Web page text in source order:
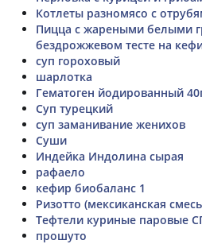
Котлеты разномясо с
Пицца с жареными белыми
бездрожжевом тесте на
суп гороховый
шарлотка
Гематоген йодированный
Суп турецкий
суп заманивание женихов
Суши
Индейка Индолина сырая
рафаело
кефир биобаланс 1
Ризотто (мексиканская
Тефтели куриные паровые
прошуто